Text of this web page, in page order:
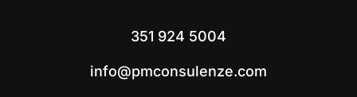
351 924 5004
info@pmconsulenze.com